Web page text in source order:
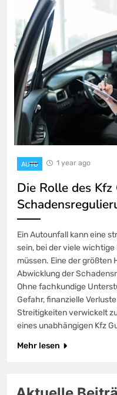
AUTO 1 year ago
Die Rolle des
Ein Autounfall kann eine
sein, bei der viele
müssen. Eine der größten
Abwicklung der
Ohne fachkundige
Gefahr, finanzielle
Streitigkeiten verwickelt
eines unabhängigen Kfz
Mehr lesen